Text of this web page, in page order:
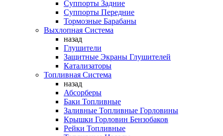
Суппорты Задние
Суппорты Передние
Тормозные Барабаны
Выхлопная Система
назад
Глушители
Защитные Экраны Глушителей
Катализаторы
Топливная Система
назад
Абсорберы
Баки Топливные
Заливные Топливные Горловины
Крышки Горловин Бензобаков
Рейки Топливные